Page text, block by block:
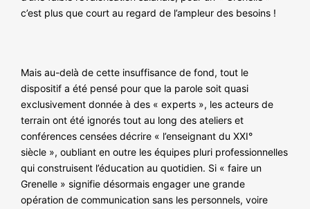
c’est plus que court au regard de l’ampleur des besoins !
Mais au-delà de cette insuffisance de fond, tout le
dispositif a été pensé pour que la parole soit quasi
exclusivement donnée à des « experts », les acteurs de
terrain ont été ignorés tout au long des ateliers et
conférences censées décrire « l’enseignant du XXI°
siècle », oubliant en outre les équipes pluri professionnelles
qui construisent l’éducation au quotidien. Si « faire un
Grenelle » signifie désormais engager une grande
opération de communication sans les personnels, voire